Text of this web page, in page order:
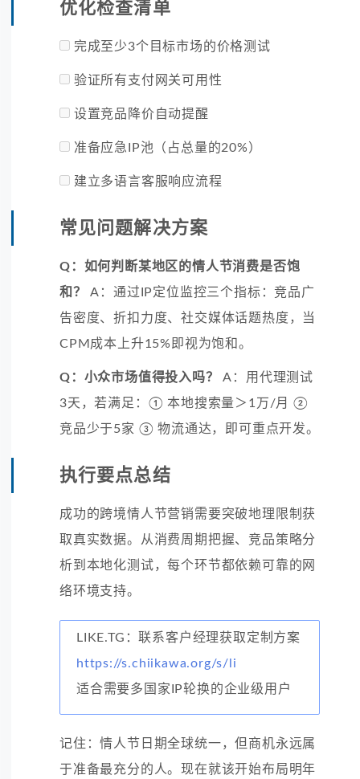
优化检查清单
完成至少3个目标市场的价格测试
验证所有支付网关可用性
设置竞品降价自动提醒
准备应急IP池（占总量的20%）
建立多语言客服响应流程
常见问题解决方案
Q：如何判断某地区的情人节消费是否饱
和？
A：通过IP定位监控三个指标：竞品广
告密度、折扣力度、社交媒体话题热度，当
CPM成本上升15%即视为饱和。
Q：小众市场值得投入吗？
A：用代理测试
3天，若满足：① 本地搜索量＞1万/月 ②
竞品少于5家 ③ 物流通达，即可重点开发。
执行要点总结
成功的跨境情人节营销需要突破地理限制获
取真实数据。从消费周期把握、竞品策略分
析到本地化测试，每个环节都依赖可靠的网
络环境支持。
LIKE.TG：联系客户经理获取定制方案
https://s.chiikawa.org/s/li
适合需要多国家IP轮换的企业级用户
记住：情人节日期全球统一，但商机永远属
于准备最充分的人。现在就该开始布局明年